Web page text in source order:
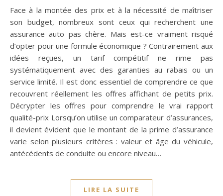
Face à la montée des prix et à la nécessité de maîtriser
son budget, nombreux sont ceux qui recherchent une
assurance auto pas chère. Mais est-ce vraiment risqué
d’opter pour une formule économique ? Contrairement aux
idées reçues, un tarif compétitif ne rime pas
systématiquement avec des garanties au rabais ou un
service limité. Il est donc essentiel de comprendre ce que
recouvrent réellement les offres affichant de petits prix.
Décrypter les offres pour comprendre le vrai rapport
qualité-prix Lorsqu’on utilise un comparateur d’assurances,
il devient évident que le montant de la prime d’assurance
varie selon plusieurs critères : valeur et âge du véhicule,
antécédents de conduite ou encore niveau…
LIRE LA SUITE